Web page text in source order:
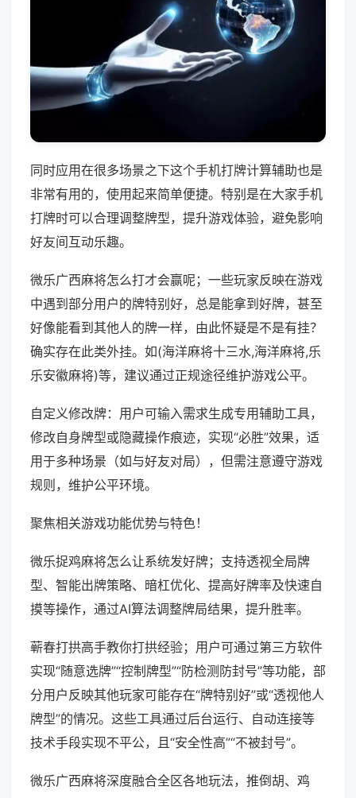
同时应用在很多场景之下这个手机打牌计算辅助也是
非常有用的，使用起来简单便捷。特别是在大家手机
打牌时可以合理调整牌型，提升游戏体验，避免影响
好友间互动乐趣。
微乐广西麻将怎么打才会赢呢；一些玩家反映在游戏
中遇到部分用户的牌特别好，总是能拿到好牌，甚至
好像能看到其他人的牌一样，由此怀疑是不是有挂？
确实存在此类外挂。如(海洋麻将十三水,海洋麻将,乐
乐安徽麻将)等，建议通过正规途径维护游戏公平。
自定义修改牌：用户可输入需求生成专用辅助工具，
修改自身牌型或隐藏操作痕迹，实现“必胜”效果，适
用于多种场景（如与好友对局），但需注意遵守游戏
规则，维护公平环境。
聚焦相关游戏功能优势与特色！
微乐捉鸡麻将怎么让系统发好牌；支持透视全局牌
型、智能出牌策略、暗杠优化、提高好牌率及快速自
摸等操作，通过AI算法调整牌局结果，提升胜率。
蕲春打拱高手教你打拱经验；用户可通过第三方软件
实现“随意选牌”“控制牌型”“防检测防封号”等功能，部
分用户反映其他玩家可能存在“牌特别好”或“透视他人
牌型”的情况。这些工具通过后台运行、自动连接等
技术手段实现不平公，且“安全性高”“不被封号”。
微乐广西麻将深度融合全区各地玩法，推倒胡、鸡